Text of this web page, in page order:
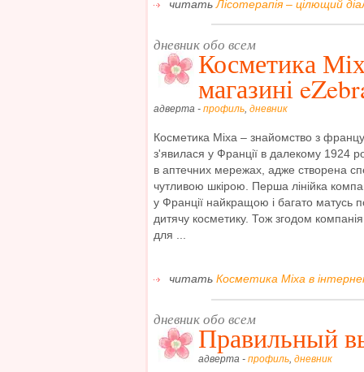
читать Лісотерапія – цілющий
дневник обо всем
Косметика
магазині
адверта - профиль, дневник
Косметика Міха – знайомство з
з'явилася у Франції в далекому 1924
в аптечних мережах, адже створена
чутливою шкірою. Перша лінійка
у Франції найкращою і багато матусь
дитячу косметику. Тож згодом
для ...
читать Косметика Міха в
дневник обо всем
Правильный
адверта - профиль, дневник